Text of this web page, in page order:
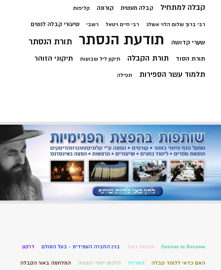
קבלה למתחיל קבלה מעשית קורונה קליפות
רבי ברוך שלום הלוי אשלג רבי חיים ויטאל רשבי שיעורי קבלה לנשים
שערי קדושה תודעת הנסתר תורת הנסתר
תורת הסוד תורת הקבלה תיקון ליל שבועות תיקוני הזוהר
תלמוד עשר הספירות תפילה
Desires to Receive אובמה בוגד בנין החברה העתידית - בעל הסולם דרקון
האם כדאי ללמוד קבלה האריזל הלכות יסודי התורה המלחמה באור הקבלה